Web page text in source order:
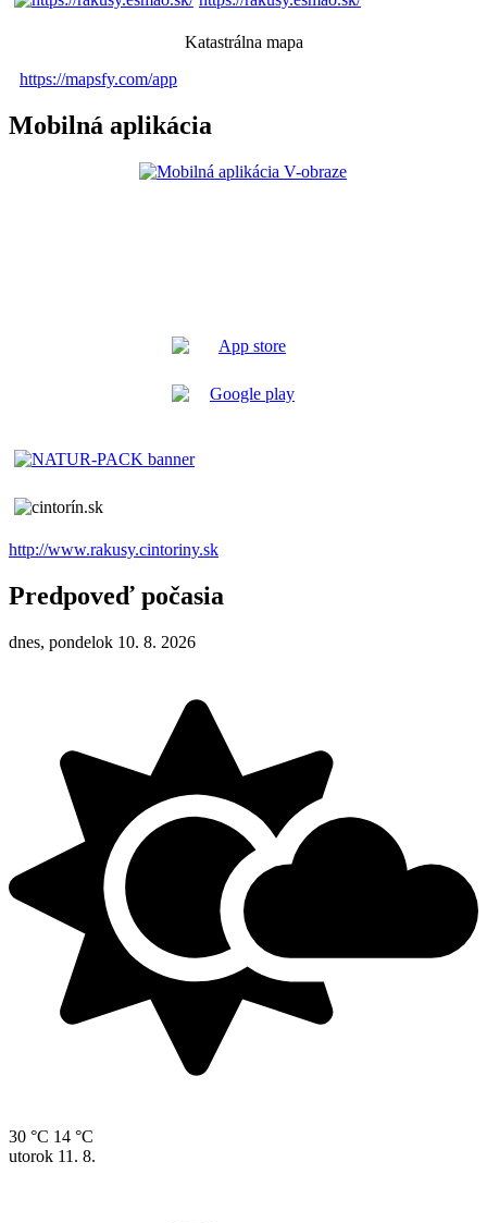
Katastrálna mapa
https://mapsfy.com/app
Mobilná aplikácia
http://www.rakusy.cintoriny.sk
Predpoveď počasia
dnes, pondelok 10. 8. 2026
30 °C 14 °C
utorok 11. 8.